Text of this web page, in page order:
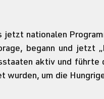
nationalen
begann und jetzt
aktiv und führte
um die